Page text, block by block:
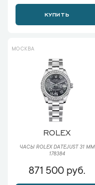
КУПИТЬ
МОСКВА
ROLEX
ЧАСЫ ROLEX DATEJUST 31 ММ
178384
871 500 руб.